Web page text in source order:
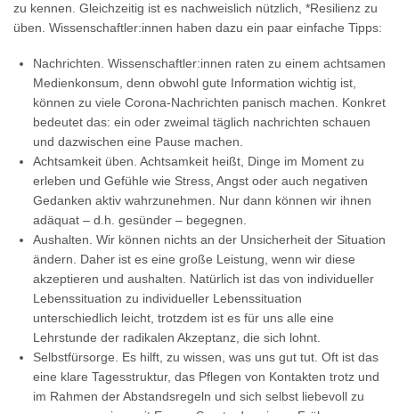
zu kennen. Gleichzeitig ist es nachweislich nützlich, *Resilienz zu
üben. Wissenschaftler:innen haben dazu ein paar einfache Tipps:
Nachrichten. Wissenschaftler:innen raten zu einem achtsamen
Medienkonsum, denn obwohl gute Information wichtig ist,
können zu viele Corona-Nachrichten panisch machen. Konkret
bedeutet das: ein oder zweimal täglich nachrichten schauen
und dazwischen eine Pause machen.
Achtsamkeit üben. Achtsamkeit heißt, Dinge im Moment zu
erleben und Gefühle wie Stress, Angst oder auch negativen
Gedanken aktiv wahrzunehmen. Nur dann können wir ihnen
adäquat – d.h. gesünder – begegnen.
Aushalten. Wir können nichts an der Unsicherheit der Situation
ändern. Daher ist es eine große Leistung, wenn wir diese
akzeptieren und aushalten. Natürlich ist das von individueller
Lebenssituation zu individueller Lebenssituation
unterschiedlich leicht, trotzdem ist es für uns alle eine
Lehrstunde der radikalen Akzeptanz, die sich lohnt.
Selbstfürsorge. Es hilft, zu wissen, was uns gut tut. Oft ist das
eine klare Tagesstruktur, das Pflegen von Kontakten trotz und
im Rahmen der Abstandsregeln und sich selbst liebevoll zu